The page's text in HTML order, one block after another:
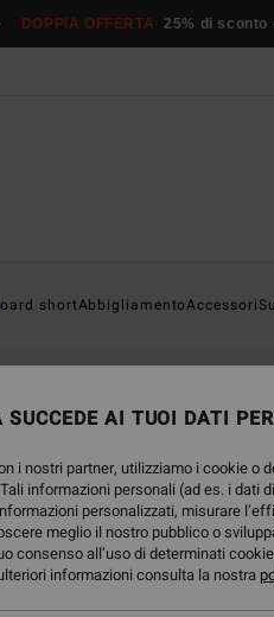
DOPPIA OFFERTA 25% di
shortAbbigliamentoAccessori
SUCCEDE AI TUOI DATI
i nostri partner, utilizziamo i cookie
informazioni personali (ad es. i dati
personalizzati, misurare
meglio il nostro pubblico o
consenso all’uso di determinati
informazioni consulta la nostra